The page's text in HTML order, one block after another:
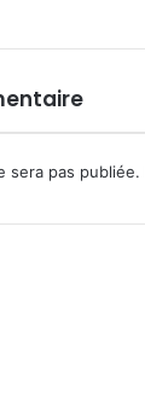
sera pas publiée.